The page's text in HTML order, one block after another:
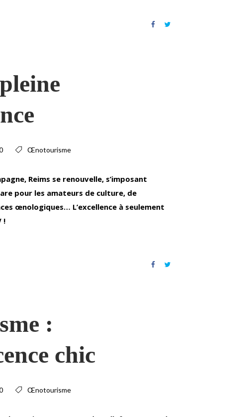
Œnotourisme
Reims se renouvelle, s’imposant
pour les amateurs de culture, de
œnologiques… L’excellence à seulement
!
:
chic
Œnotourisme